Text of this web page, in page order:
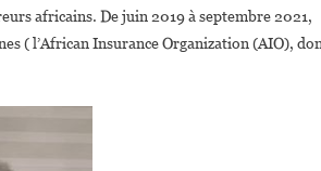
africains. De juin 2019 à septembre 2021,
( l’African Insurance Organization (AIO),